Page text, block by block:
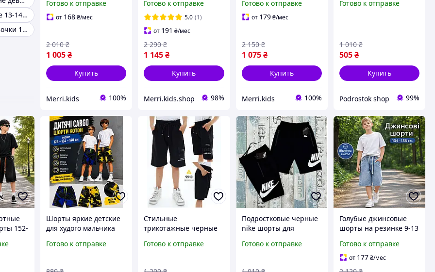
Шорты девочке 13-14 лет
Шорты для девочки 10 лет
мальчику подростку,
летние джинсовые
Готово к отправке
от 168₴/мес
1 005₴
2 010 ₴
Купить
Merri.kids 100%
подростков, широкие
модные шорты с
поясом резинкой для
детей
Готово к отправке
5.0 (1)
от 191 ₴/мес
1 145₴
2 290 ₴
Купить
Merri.kids.shop 98%
подросток, широкие
рваные шорты
детей
Готово к отправке
от 179 ₴/мес
1 075 ₴
2 150 ₴
Купить
Merri.kids 100%
подростков new 128
Готово к отправке
505₴
1 010 ₴
Купить
Podrostok shop 99%
152-
Шорты яркие детские
для худого мальчика
146см на лето, детские
Готово к отправке
Стильные
трикотажные черные
подростка модные
Готово к отправке
Подростковые черные
nike шорты для
лет подростка на
Готово к отправке
Голубые джинсовые
шорты на резинке 9-13
подростку,
современные модные
Готово к отправке
от 177₴/мес